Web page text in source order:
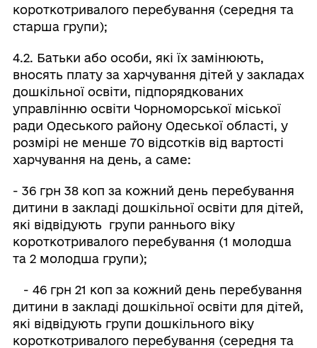
короткотривалого перебування (середня та
старша групи);
4.2. Батьки або особи, які їх замінюють,
вносять плату за харчування дітей у закладах
дошкільної освіти, підпорядкованих
управлінню освіти Чорноморської міської
ради Одеського району Одеської області, у
розмірі не менше 70 відсотків від вартості
харчування на день, а саме:
- 36 грн 38 коп за кожний день перебування
дитини в закладі дошкільної освіти для дітей,
які відвідують групи раннього віку
короткотривалого перебування (1 молодша
та 2 молодша групи);
- 46 грн 21 коп за кожний день перебування
дитини в закладі дошкільної освіти для дітей,
які відвідують групи дошкільного віку
короткотривалого перебування (середня та